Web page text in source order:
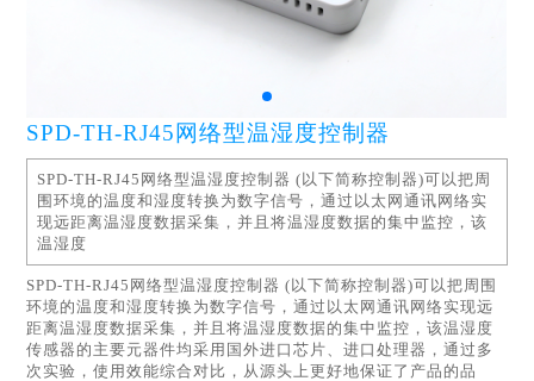
SPD-TH-RJ45网络型温湿度控制器
SPD-TH-RJ45网络型温湿度控制器 (以下简称控制器)可以把周
围环境的温度和湿度转换为数字信号，通过以太网通讯网络实
现远距离温湿度数据采集，并且将温湿度数据的集中监控，该
温湿度
SPD-TH-RJ45网络型温湿度控制器 (以下简称控制器)可以把周围
环境的温度和湿度转换为数字信号，通过以太网通讯网络实现远
距离温湿度数据采集，并且将温湿度数据的集中监控，该温湿度
传感器的主要元器件均采用国外进口芯片、进口处理器，通过多
次实验，使用效能综合对比，从源头上更好地保证了产品的品